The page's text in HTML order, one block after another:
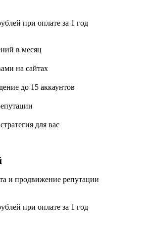
при оплате за 1 год
в месяц
на сайтах
до 15 аккаунтов
для вас
и продвижение репутации
при оплате за 1 год